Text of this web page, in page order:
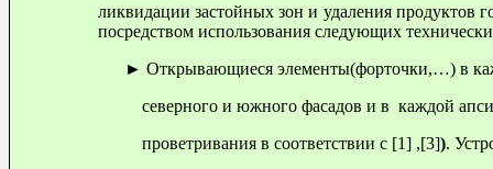
ликвидации застойных зон и удаления продуктов
посредством использования следующих
► Открывающиеся элементы(форточки,…) в
северного и южного фасадов и в каждой
проветривания в соответствии с [1] ,[3]).